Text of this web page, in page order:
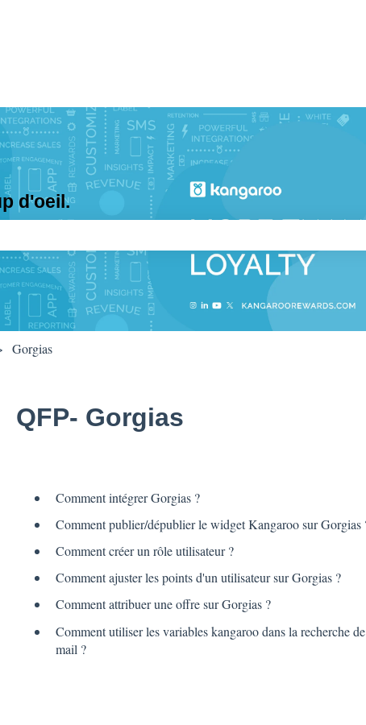
d'oeil.
recherche est vide.
Gorgias
QFP- Gorgias
Comment intégrer Gorgias ?
Comment publier/dépublier le widget Kangaroo sur Gorgias
Comment créer un rôle utilisateur ?
Comment ajuster les points d'un utilisateur sur Gorgias ?
Comment attribuer une offre sur Gorgias ?
Comment utiliser les variables kangaroo dans la recherche
mail ?